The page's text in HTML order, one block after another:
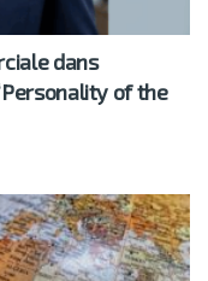
dans
of the